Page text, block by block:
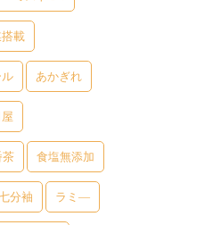
載
あかぎれ
茶 食塩無添加
分袖 ラミ―